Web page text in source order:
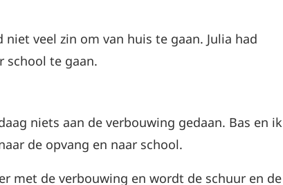
veel zin om van huis te gaan. Julia had
school te gaan.
niets aan de verbouwing gedaan. Bas en ik
de opvang en naar school.
met de verbouwing en wordt de schuur en de